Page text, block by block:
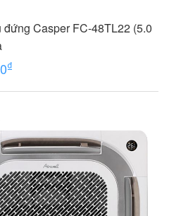
đứng Casper FC-48TL22 (5.0
₫